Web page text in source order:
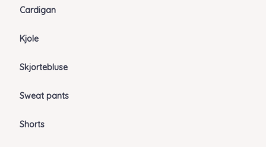
Cardigan
Kjole
Skjortebluse
Sweat pants
Shorts